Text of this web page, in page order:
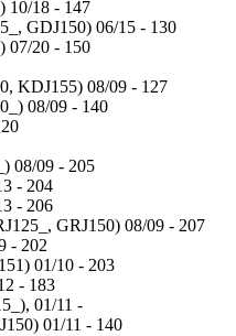
10/18 - 147
GDJ150) 06/15 - 130
07/20 - 150
KDJ155) 08/09 - 127
08/09 - 140
08/09 - 205
- 204
- 206
GRJ150) 08/09 - 207
- 202
01/10 - 203
- 183
01/11 -
01/11 - 140